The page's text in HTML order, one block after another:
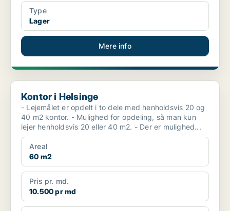
Type
Lager
Mere info
Kontor i Helsinge
Kontor i Helsinge
- Lejemålet er opdelt i to dele med henholdsvis 20 og
40 m2 kontor. - Mulighed for opdeling, så man kun
lejer henholdsvis 20 eller 40 m2. - Der er mulighed...
Areal
60 m2
Pris pr. md.
10.500 pr md